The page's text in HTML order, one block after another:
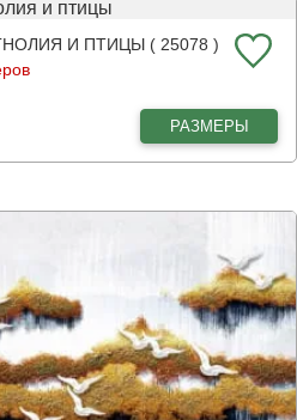
И ПТИЦЫ ( 25078 )
РАЗМЕРЫ